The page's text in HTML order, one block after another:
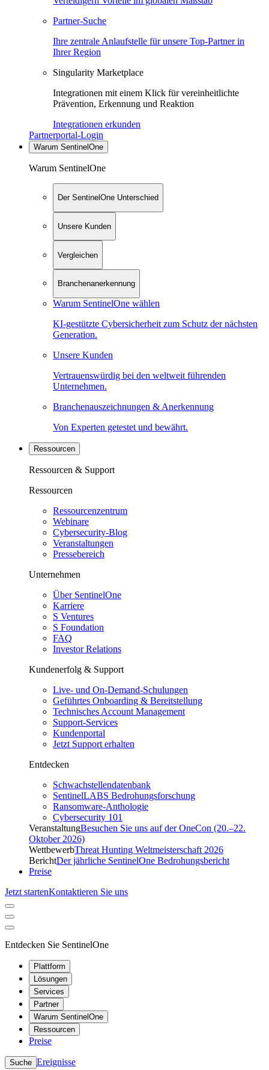
Partner-Suche
Ihre zentrale Anlaufstelle für unsere Top-Partner in
Ihrer Region
Singularity Marketplace
Integrationen mit einem Klick für vereinheitlichte
Prävention, Erkennung und Reaktion
Integrationen erkunden
Partnerportal-Login
Warum SentinelOne
Warum SentinelOne
Der SentinelOne Unterschied
Unsere Kunden
Vergleichen
Branchenanerkennung
Warum SentinelOne wählen
KI-gestützte Cybersicherheit zum Schutz der nächsten
Generation.
Unsere Kunden
Vertrauenswürdig bei den weltweit führenden
Unternehmen.
Branchenauszeichnungen & Anerkennung
Von Experten getestet und bewährt.
Ressourcen
Ressourcen & Support
Ressourcen
Ressourcenzentrum
Webinare
Cybersecurity-Blog
Veranstaltungen
Pressebereich
Unternehmen
Über SentinelOne
Karriere
S Ventures
S Foundation
FAQ
Investor Relations
Kundenerfolg & Support
Live- und On-Demand-Schulungen
Geführtes Onboarding & Bereitstellung
Technisches Account Management
Support-Services
Kundenportal
Jetzt Support erhalten
Entdecken
Schwachstellendatenbank
SentinelLABS Bedrohungsforschung
Ransomware-Anthologie
Cybersecurity 101
VeranstaltungBesuchen Sie uns auf der OneCon (20.–22.
Oktober 2026)
WettbewerbThreat Hunting Weltmeisterschaft 2026
BerichtDer jährliche SentinelOne Bedrohungsbericht
Preise
Jetzt startenKontaktieren Sie uns
Entdecken Sie SentinelOne
Plattform
Lösungen
Services
Partner
Warum SentinelOne
Ressourcen
Preise
Suche Ereignisse